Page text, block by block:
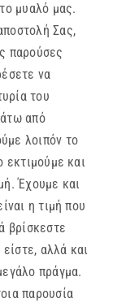
μυαλό μας.
Σας,
παρούσες
να
του
από
λοιπόν το
εκτιμούμε και
Έχουμε και
η τιμή που
βρίσκεστε
αλλά και
πράγμα.
παρουσία